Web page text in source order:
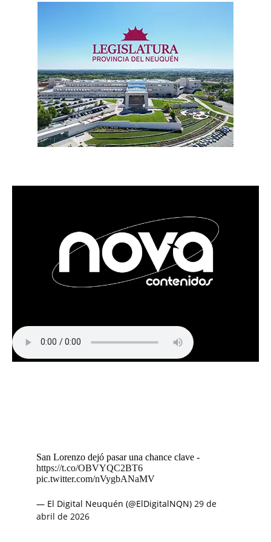
San Lorenzo dejó pasar una chance clave -
https://t.co/OBVYQC2BT6
pic.twitter.com/nVygbANaMV
— El Digital Neuquén (@ElDigitalNQN) 29 de
abril de 2026